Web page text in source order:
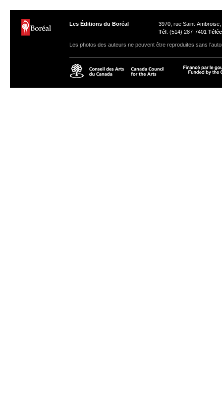
Les Éditions du Boréal
3970, rue Saint-
Tél : (514) 287-7401 Téléc
Les photos des auteurs ne peuvent être reproduites sans